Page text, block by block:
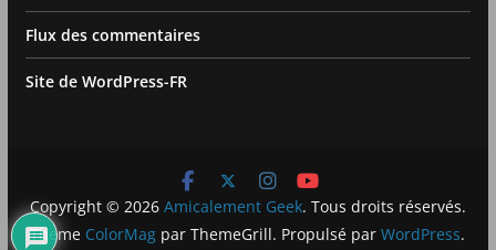
Flux des commentaires
Site de WordPress-FR
Copyright © 2026 Amicalement Geek. Tous droits réservés.
Theme ColorMag par ThemeGrill. Propulsé parWordPress.